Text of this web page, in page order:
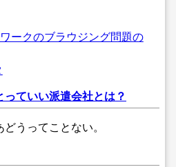
ークのブラウジング問題の
っていい派遣会社とは？
うってことない。